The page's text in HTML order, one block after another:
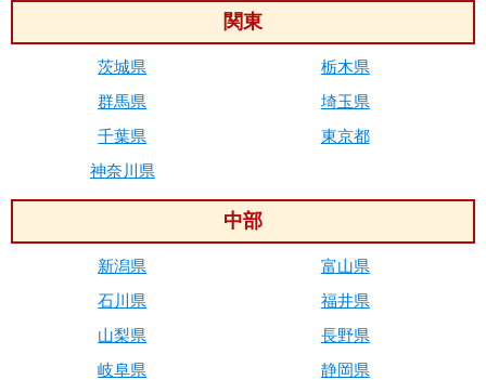
関東
茨城県
栃木県
群馬県
埼玉県
千葉県
東京都
神奈川県
中部
新潟県
富山県
石川県
福井県
山梨県
長野県
岐阜県
静岡県